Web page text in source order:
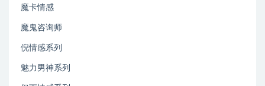
魔卡情感
魔鬼咨询师
倪情感系列
魅力男神系列